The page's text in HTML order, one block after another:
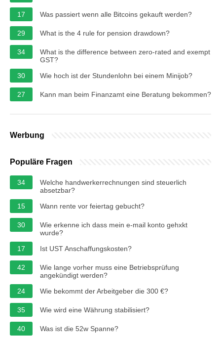
17 Was passiert wenn alle Bitcoins gekauft werden?
29 What is the 4 rule for pension drawdown?
34
What is the difference between zero-rated and exempt
GST?
30
Wie hoch ist der Stundenlohn bei einem Minijob?
27 Kann man beim Finanzamt eine Beratung bekommen?
Werbung
Populäre Fragen
34
Welche handwerkerrechnungen sind steuerlich
absetzbar?
15
Wann rente vor feiertag gebucht?
30
Wie erkenne ich dass mein e-mail konto gehxkt
wurde?
17
Ist UST Anschaffungskosten?
42
Wie lange vorher muss eine Betriebsprüfung
angekündigt werden?
24
Wie bekommt der Arbeitgeber die 300 €?
35 Wie wird eine Währung stabilisiert?
40 Was ist die 52w Spanne?